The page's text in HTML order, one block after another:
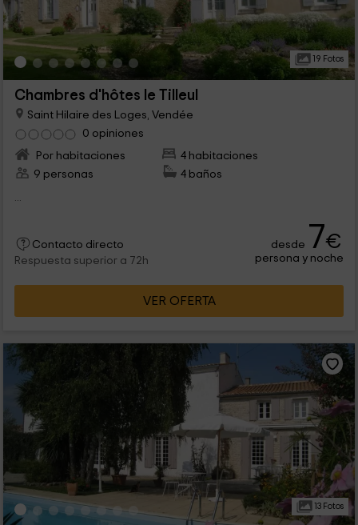
19 Fotos
Chambres d'hôtes le Tilleul
Saint Hilaire des Loges, Vendée
0 opiniones
Por habitaciones
4 habitaciones
9 personas
4 baños
...
Contacto directo
Respuesta superior a 72h
desde 7€
persona y noche
VER OFERTA
13 Fotos